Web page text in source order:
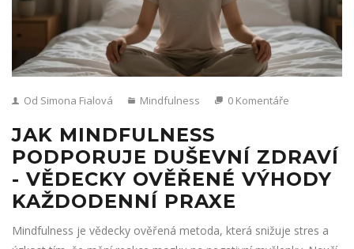
Od Simona Fialová Mindfulness 0 Komentáře
JAK MINDFULNESS
PODPORUJE DUŠEVNÍ ZDRAVÍ
- VĚDECKY OVĚŘENÉ VÝHODY
KAŽDODENNÍ PRAXE
Mindfulness je vědecky ověřená metoda, která snižuje stres a